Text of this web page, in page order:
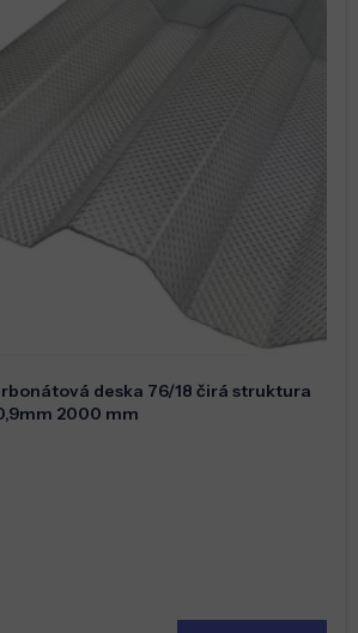
deska 76/18 čirá struktura
2000 mm